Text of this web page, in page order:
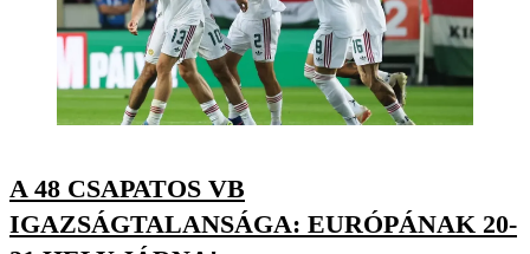
A 48 CSAPATOS VB
IGAZSÁGTALANSÁGA: EURÓPÁNAK 20-